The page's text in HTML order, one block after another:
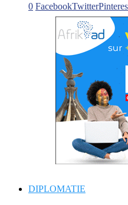
0 FacebookTwitter
DIPLOMATIE